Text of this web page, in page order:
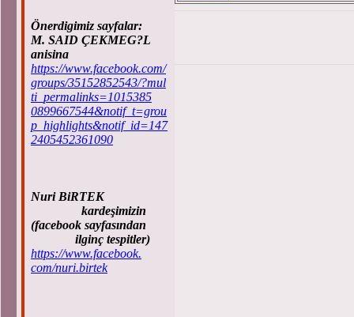
Önerdigimiz sayfalar:
M. SAID ÇEKMEG?L
anisina
https://www.facebook.com/
groups/35152852543/?mul
ti_permalinks=1015385
0899667544&notif_t=grou
p_highlights&notif_id=147
2405452361090
Nuri BiRTEK
kardeşimizin
(facebook sayfasından
ilginç tespitler)
https://www.facebook.
com/nuri.birtek